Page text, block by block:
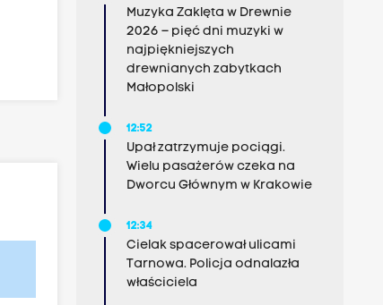
Muzyka Zaklęta w Drewnie
2026 – pięć dni muzyki w
najpiękniejszych
drewnianych zabytkach
Małopolski
12:52
Upał zatrzymuje pociągi.
Wielu pasażerów czeka na
Dworcu Głównym w Krakowie
12:34
Cielak spacerował ulicami
Tarnowa. Policja odnalazła
właściciela